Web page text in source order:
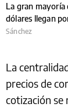
La gran mayoría
dólares llegan
Sánchez
La
precios de
cotización se